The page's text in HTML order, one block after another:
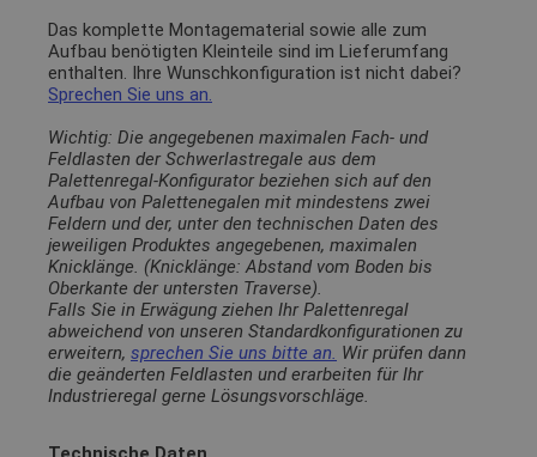
Das komplette Montagematerial sowie alle zum
Aufbau benötigten Kleinteile sind im Lieferumfang
enthalten. Ihre Wunschkonfiguration ist nicht dabei?
Sprechen Sie uns an.
Wichtig: Die angegebenen maximalen Fach- und
Feldlasten der Schwerlastregale aus dem
Palettenregal-Konfigurator beziehen sich auf den
Aufbau von Palettenegalen mit mindestens zwei
Feldern und der, unter den technischen Daten des
jeweiligen Produktes angegebenen, maximalen
Knicklänge. (Knicklänge: Abstand vom Boden bis
Oberkante der untersten Traverse).
Falls Sie in Erwägung ziehen Ihr Palettenregal
abweichend von unseren Standardkonfigurationen zu
erweitern, sprechen Sie uns bitte an. Wir prüfen dann
die geänderten Feldlasten und erarbeiten für Ihr
Industrieregal gerne Lösungsvorschläge.